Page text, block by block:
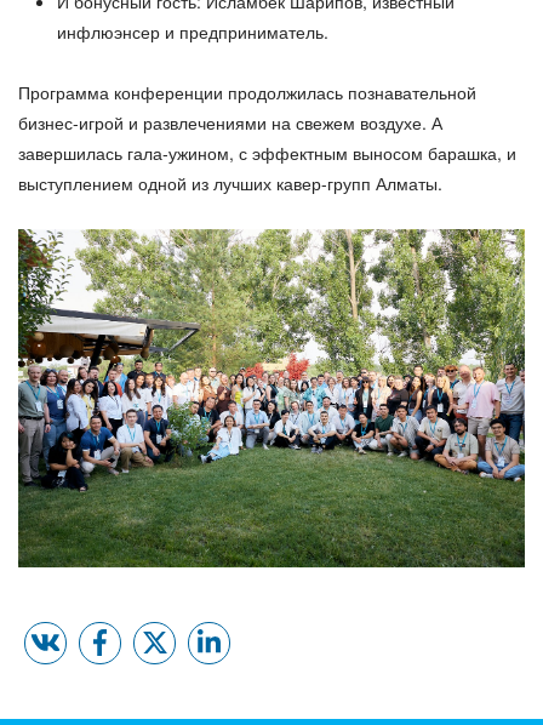
инфлюэнсер и предприниматель.
Программа конференции продолжилась познавательной
бизнес-игрой и развлечениями на свежем воздухе. А
завершилась гала-ужином, с эффектным выносом барашка, и
выступлением одной из лучших кавер-групп Алматы.